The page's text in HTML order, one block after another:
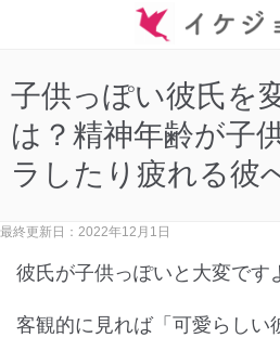
子供っぽい彼氏を
は？精神年齢が子
ラしたり疲れる彼
最終更新日：2022年12月1日
彼氏が子供っぽいと大変です
客観的に見れば「可愛らしい